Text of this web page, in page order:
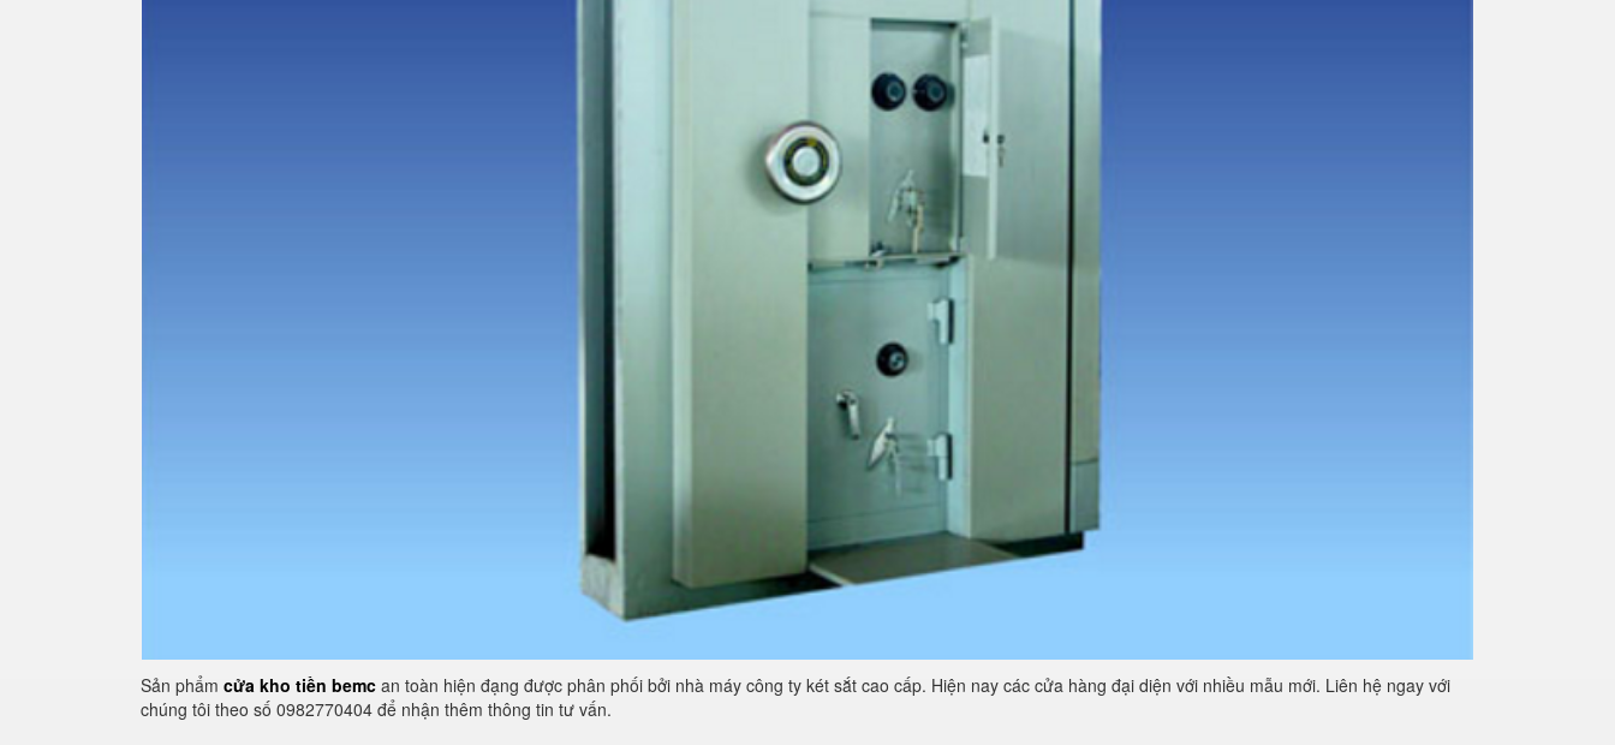
Sản phẩm cửa kho tiền bemc an toàn hiện đạng được phân phối bởi nhà máy công ty két sắt cao cấp. Hiện nay các cửa hàng đại diện với nhiều mẫu mới. Liên hệ ngay với
chúng tôi theo số 0982770404 để nhận thêm thông tin tư vấn.